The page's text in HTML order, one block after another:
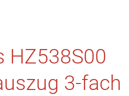
HZ538S00
3-fach